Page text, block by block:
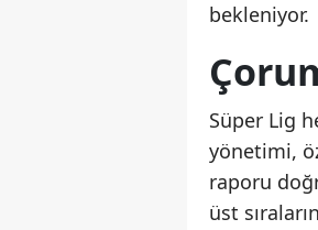
bekleniyor.
Süper Lig
yönetimi,
raporu
üst